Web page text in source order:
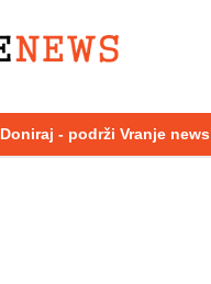
Doniraj - podrži Vranje news